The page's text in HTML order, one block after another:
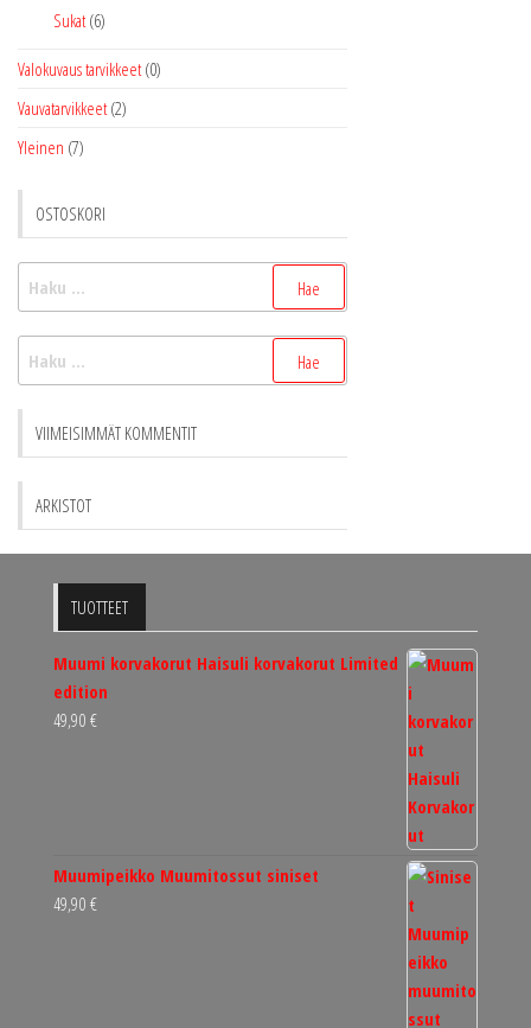
Sukat (6)
Valokuvaus tarvikkeet (0)
Vauvatarvikkeet (2)
Yleinen (7)
OSTOSKORI
VIIMEISIMMÄT KOMMENTIT
ARKISTOT
TUOTTEET
Muumi korvakorut Haisuli korvakorut Limited
edition
49,90 €
Muumipeikko Muumitossut siniset
49,90 €